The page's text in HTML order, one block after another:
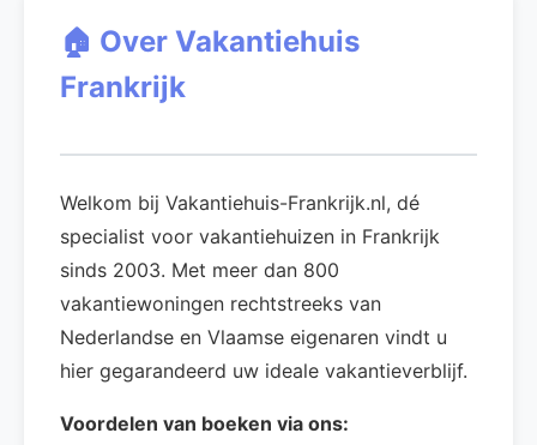
🏠 Over Vakantiehuis
Frankrijk
Welkom bij Vakantiehuis-Frankrijk.nl, dé
specialist voor vakantiehuizen in Frankrijk
sinds 2003. Met meer dan 800
vakantiewoningen rechtstreeks van
Nederlandse en Vlaamse eigenaren vindt u
hier gegarandeerd uw ideale vakantieverblijf.
Voordelen van boeken via ons: